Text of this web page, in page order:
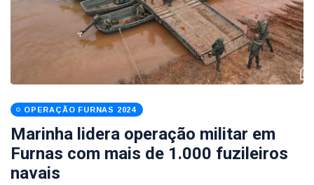
OPERAÇÃO FURNAS 2024
Marinha lidera operação militar em
Furnas com mais de 1.000 fuzileiros
navais